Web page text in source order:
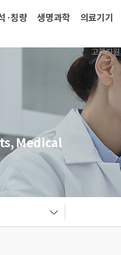
·칭량 생명과학 의료기기
고객지원
Medical